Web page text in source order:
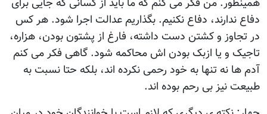
دفاع ندارند، دفاع نکنيم. بگذاريم عدالت اجرا شود. هر کس
در تجاوز و کشتن دست داشته، فارغ از پشتون بودن، هزاره،
تاجيک و يا ازبک بودن اش محاکمه شود. گاهی فکر می کنم
آدم ها نه تنها به خود رحمی نکرده اند، بلکه حتا نسبت به
طبيعت نيز بی رحم بوده اند.